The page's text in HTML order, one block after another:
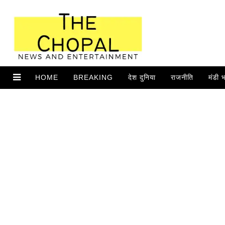
HOME BREAKING देश दुनिया राजनीति मंडी